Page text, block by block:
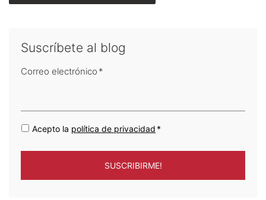
Suscríbete al blog
Correo electrónico *
Acepto la política de privacidad *